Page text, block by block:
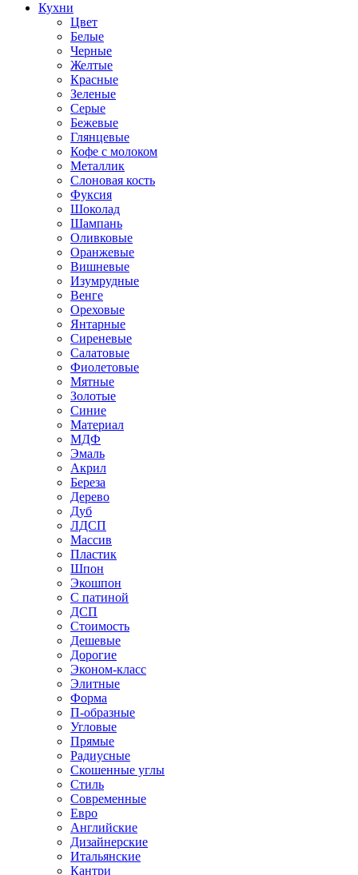
Кухни
Цвет
Белые
Черные
Желтые
Красные
Зеленые
Серые
Бежевые
Глянцевые
Кофе с молоком
Металлик
Слоновая кость
Фуксия
Шоколад
Шампань
Оливковые
Оранжевые
Вишневые
Изумрудные
Венге
Ореховые
Янтарные
Сиреневые
Салатовые
Фиолетовые
Мятные
Золотые
Синие
Материал
МДФ
Эмаль
Акрил
Береза
Дерево
Дуб
ЛДСП
Массив
Пластик
Шпон
Экошпон
С патиной
ДСП
Стоимость
Дешевые
Дорогие
Эконом-класс
Элитные
Форма
П-образные
Угловые
Прямые
Радиусные
Скошенные углы
Стиль
Современные
Евро
Английские
Дизайнерские
Итальянские
Кантри